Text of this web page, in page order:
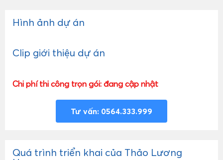
Hình ảnh dự án
Clip giới thiệu dự án
Chi phí thi công trọn gói: đang cập nhật
Tư vấn: 0564.333.999
Quá trình triển khai của Thảo Lương